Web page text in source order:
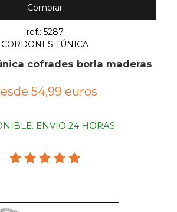
Comprar
ref.: 5287
CORDONES TÚNICA
cofrades borla maderas
54,99 euros
ENVIO 24 HORAS.
.